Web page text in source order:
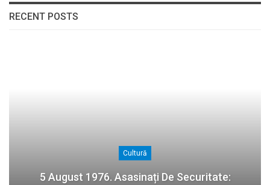
RECENT POSTS
Cultură
5 August 1976. Asasinați De Securitate: